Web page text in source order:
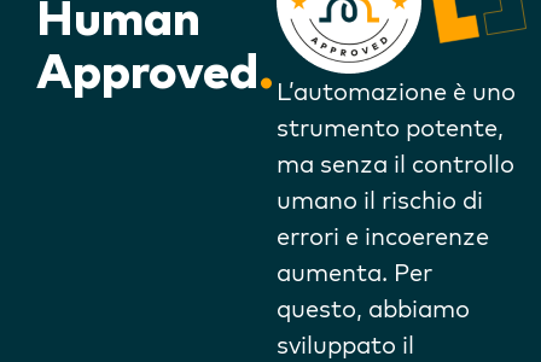
Human
Approved . L’automazione è uno
strumento potente,
ma senza il controllo
umano il rischio di
errori e incoerenze
aumenta. Per
questo, abbiamo
sviluppato il